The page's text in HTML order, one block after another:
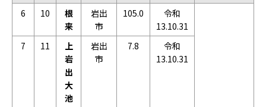
6 10
根
来
岩出
市
105.0
令和
13.10.31
7 11
上
岩
出
大
池
岩出
市
7.8
令和
13.10.31